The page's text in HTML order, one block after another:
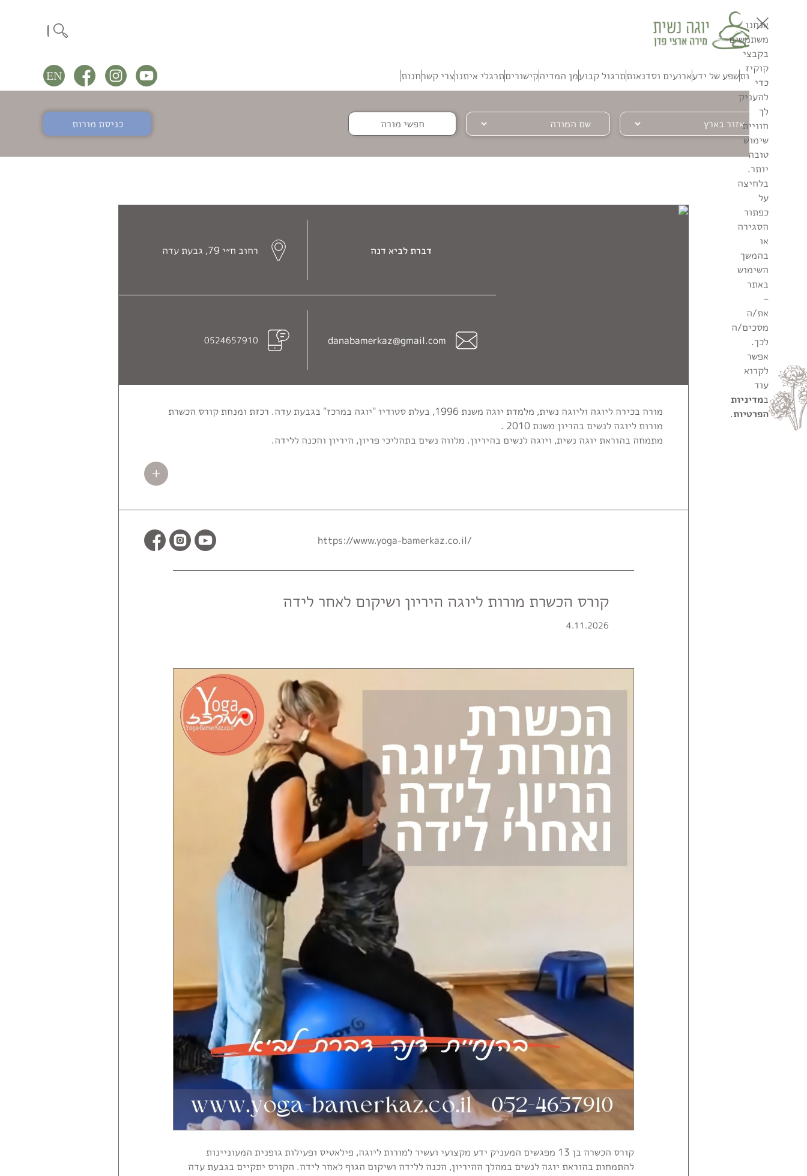
אודותשפע של ידעארועים וסדנאותתרגול קבועמן המדיהקישוריםתרגלי איתנוצרי קשרחנות
חפשי מורה כניסת מורות
אנחנו
משתמשים
בקבצי
קוקיז
כדי
להעניק
לך
חוויית
שימוש
טובה
יותר.
בלחיצה
על
כפתור
הסגירה
או
בהמשך
השימוש
באתר
–
את/ה
מסכים/ה
לכך.
אפשר
לקרוא
עוד
במדיניות
הפרטיות.
דברת לביא דנה רחוב ח״י 79, גבעת עדה
danabamerkaz@gmail.com
0524657910
מורה בכירה ליוגה וליוגה נשית, מלמדת יוגה משנת 1996, בעלת סטודיו "יוגה במרכז" בגבעת עדה. רכזת ומנחת קורס הכשרת
מורות ליוגה לנשים בהריון משנת 2010 .
מתמחה בהוראת יוגה נשית, ויוגה לנשים בהיריון. מלווה נשים בתהליכי פריון, היריון והכנה ללידה.
https://www.yoga-bamerkaz.co.il/
קורס הכשרת מורות ליוגה היריון ושיקום לאחר לידה
4.11.2026
קורס הכשרה בן 13 מפגשים המעניק ידע מקצועי ועשיר למורות ליוגה, פילאטיס ופעילות גופנית המעוניינות
להתמחות בהוראת יוגה לנשים במהלך ההיריון, הכנה ללידה ושיקום הגוף לאחר לידה. הקורס יתקיים בגבעת עדה